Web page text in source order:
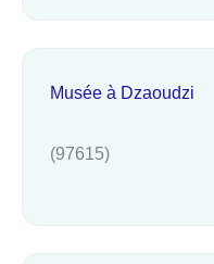
Musée à Dzaoudzi
(97615)